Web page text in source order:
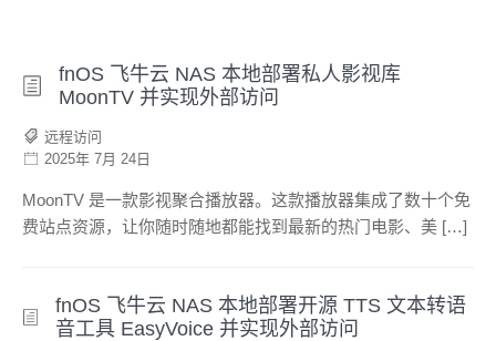
fnOS 飞牛云 NAS 本地部署私人影视库
MoonTV 并实现外部访问
远程访问
2025年 7月 24日
MoonTV 是一款影视聚合播放器。这款播放器集成了数十个免
费站点资源，让你随时随地都能找到最新的热门电影、美 […]
fnOS 飞牛云 NAS 本地部署开源 TTS 文本转语
音工具 EasyVoice 并实现外部访问